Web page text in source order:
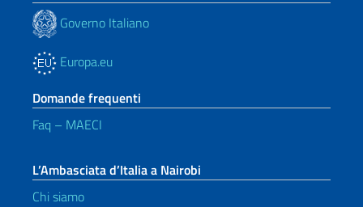
Governo Italiano
Europa.eu
Domande frequenti
Faq – MAECI
L’Ambasciata d’Italia a Nairobi
Chi siamo